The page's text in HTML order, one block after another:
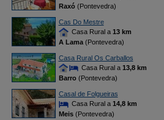
Raxó(Pontevedra)
Cas Do Mestre
Casa Rural a 13 km
A Lama(Pontevedra)
Casa Rural Os Carballos
Casa Rural a 13,8 km
Barro(Pontevedra)
Casal de Folgueiras
Casa Rural a 14,8 km
Meis(Pontevedra)